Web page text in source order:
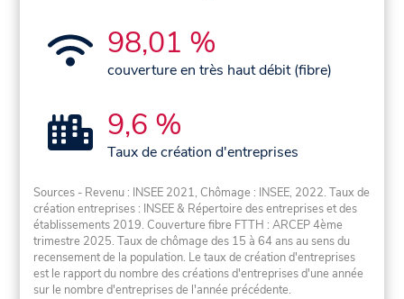
98,01 %
couverture en très haut débit (fibre)
9,6 %
Taux de création d'entreprises
Sources - Revenu : INSEE 2021, Chômage : INSEE, 2022. Taux de
création entreprises : INSEE & Répertoire des entreprises et des
établissements 2019. Couverture fibre FTTH : ARCEP 4ème
trimestre 2025. Taux de chômage des 15 à 64 ans au sens du
recensement de la population. Le taux de création d'entreprises
est le rapport du nombre des créations d'entreprises d'une année
sur le nombre d'entreprises de l'année précédente.